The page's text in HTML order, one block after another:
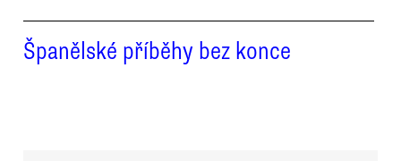
Španělské příběhy bez konce